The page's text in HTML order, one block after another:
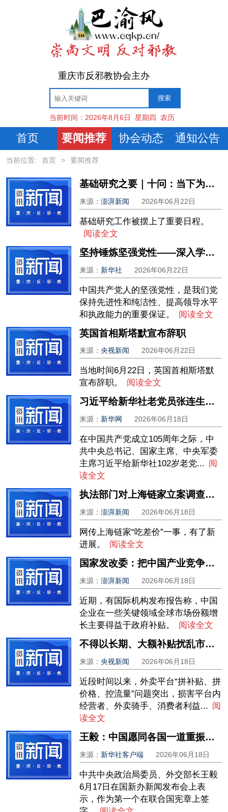
重庆市反邪教协会主办
当前时间： 2026年8月6日 星期四 农历
首页 要闻推荐 协会动态 通知公告
当前位置: 首页 > 要闻推荐
基础研究之要｜十问：当下为何要强化基础研究？评价体系如何改进？
来源：澎湃新闻 2026年06月22日
基础研究工作被摆上了重要日程。
阅读全文
坚持锤炼坚强党性——深入学习贯彻习近平党建思想系列述评之七
来源： 新华社 2026年06月22日
中国共产党人的坚强党性，是我们党
保持先进性和纯洁性、提高领导水平
和执政能力的重要保证。
阅读全文
英国首相斯塔默宣布辞职
来源：央视新闻 2026年06月22日
当地时间6月22日，英国首相斯塔默
宣布辞职。
阅读全文
习近平给新华社老党员张连生回信强调 传承红色基因 在新征程上书写优异答卷
来源： 新华网 2026年06月18日
在中国共产党成立105周年之际，中
共中央总书记、国家主席、中央军委
主席习近平给新华社102岁老党... 阅
读全文
执法部门对上海链家立案调查：中介未披露亲属参与买房，经纪人及机构将被罚
来源：澎湃新闻 2026年06月18日
网传上海链家“吃差价”一事，有了新
进展。
阅读全文
国家发改委：把中国产业竞争力简单归因于“补贴”，过于片面、完全错误
来源：澎湃新闻 2026年06月18日
近期，有国际机构发布报告称，中国
企业在一些关键领域全球市场份额增
长主要得益于政府补贴。
阅读全文
不得以长期、大额补贴扰乱市场秩序，外卖平台新规公开征求意见
来源：央视新闻 2026年06月18日
近段时间以来，外卖平台“拼补贴、拼
价格、控流量”问题突出，损害平台内
经营者、外卖骑手、消费者利益... 阅
读全文
王毅：中国愿同各国一道重振联合国壮大联合国
来源： 新华社客户端 2026年06月18日
中共中央政治局委员、外交部长王毅
6月17日在国新办新闻发布会上表
示，作为第一个在联合国宪章上签